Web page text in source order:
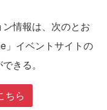
情報は、次のとお
」イベントサイトの
きる。
ちら